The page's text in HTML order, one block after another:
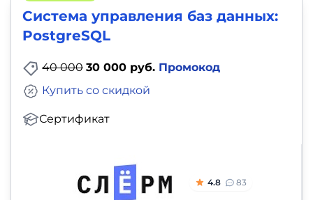
Система управления баз данных:
PostgreSQL
40 000 30 000 руб. Промокод
Сертификат
Купить со скидкой
4.8 83